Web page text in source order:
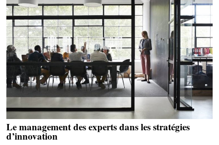
Le management des experts dans les stratégies
d’innovation